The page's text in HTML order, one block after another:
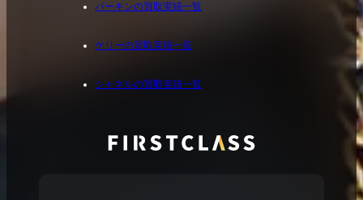
バーキンの買取実績一覧
ケリーの買取実績一覧
シャネルの買取実績一覧